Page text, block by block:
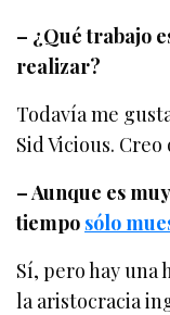
– ¿Qué trabajo
realizar?
Todavía me
Sid Vicious.
– Aunque es
tiempo sólo
Sí, pero hay una
la aristocracia